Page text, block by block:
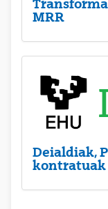
MRR
Deialdiak,
kontratuak